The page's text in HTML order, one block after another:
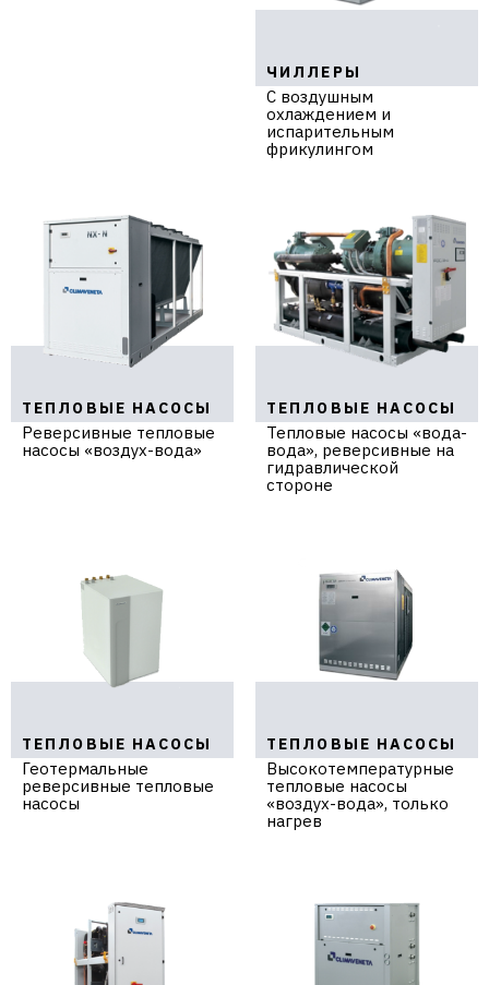
ЧИЛЛЕРЫ
С воздушным
охлаждением и
испарительным
фрикулингом
ТЕПЛОВЫЕ НАСОСЫ
Реверсивные тепловые
насосы «воздух-вода»
ТЕПЛОВЫЕ НАСОСЫ
Тепловые насосы «вода-
вода», реверсивные на
гидравлической
стороне
ТЕПЛОВЫЕ НАСОСЫ
Геотермальные
реверсивные тепловые
насосы
ТЕПЛОВЫЕ НАСОСЫ
Высокотемпературные
тепловые насосы
«воздух-вода», только
нагрев